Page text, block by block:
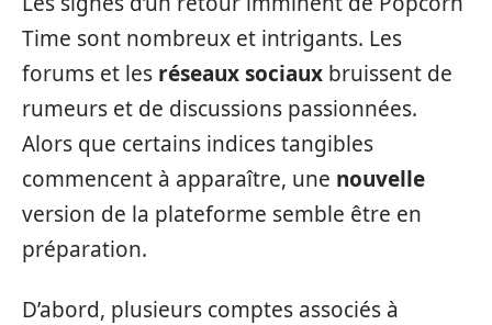
Time sont nombreux et intrigants. Les
forums et les réseaux sociaux bruissent de
rumeurs et de discussions passionnées.
Alors que certains indices tangibles
commencent à apparaître, une nouvelle
version de la plateforme semble être en
préparation.
D’abord, plusieurs comptes associés à